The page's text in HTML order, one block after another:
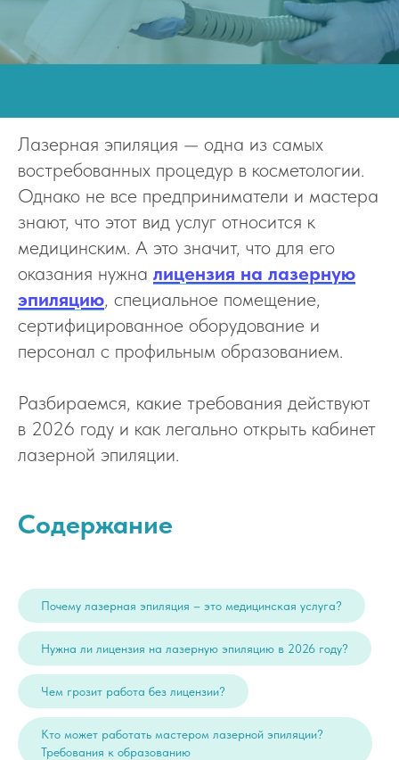
Лазерная эпиляция — одна из самых
востребованных процедур в косметологии.
Однако не все предприниматели и мастера
знают, что этот вид услуг относится к
медицинским. А это значит, что для его
оказания нужна лицензия на лазерную
эпиляцию, специальное помещение,
сертифицированное оборудование и
персонал с профильным образованием.
Разбираемся, какие требования действуют
в 2026 году и как легально открыть кабинет
лазерной эпиляции.
Содержание
Почему лазерная эпиляция – это медицинская услуга?
Нужна ли лицензия на лазерную эпиляцию в 2026 году?
Чем грозит работа без лицензии?
Кто может работать мастером лазерной эпиляции?
Требования к образованию